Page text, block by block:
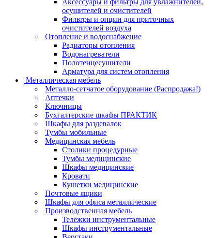
осушителей и очистителей
Фильтры и опции для приточных
очистителей воздуха
Отопление и водоснабжение
Радиаторы отопления
Водонагреватели
Полотенцесушители
Арматура для систем отопления
Металлическая мебель
Металло-сетчатое оборудование (Распродажа!)
Аптечки
Ключницы
Бухгалтерские шкафы ПРАКТИК
Шкафы для раздевалок
Тумбы мобильные
Медицинская мебель
Столики процедурные
Тумбы медицинские
Шкафы медицинские
Кровати
Кушетки медицинские
Почтовые ящики
Шкафы для офиса металлические
Производственная мебель
Тележки инструментальные
Шкафы инструментальные